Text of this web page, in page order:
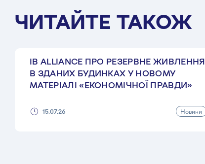
ЧИТАЙТЕ ТАКОЖ
IB ALLIANCE ПРО РЕЗЕРВНЕ ЖИВЛЕННЯ
В ЗДАНИХ БУДИНКАХ У НОВОМУ
МАТЕРІАЛІ «ЕКОНОМІЧНОЇ ПРАВДИ»
15.07.26 Новини